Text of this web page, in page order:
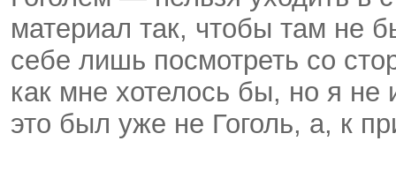
материал так, чтобы там не
себе лишь посмотреть со
как мне хотелось бы, но я
это был уже не Гоголь, а, к